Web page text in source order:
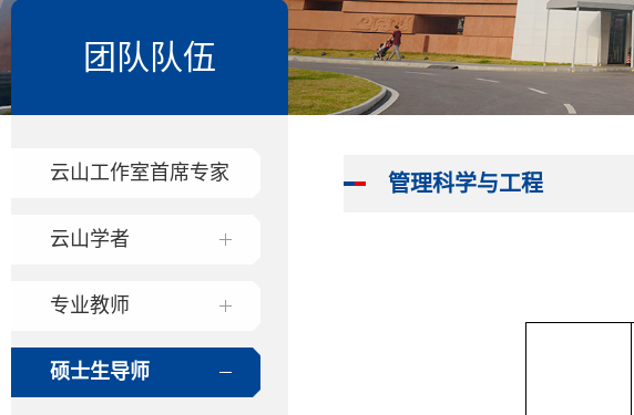
团队队伍
云山工作室首席专家
云山学者
专业教师
硕士生导师
管理科学与工程